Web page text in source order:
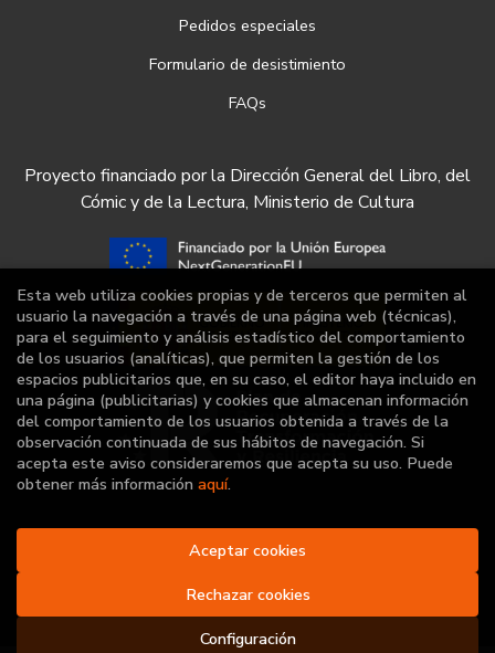
Pedidos especiales
Formulario de desistimiento
FAQs
Proyecto financiado por la Dirección General del Libro, del
Cómic y de la Lectura, Ministerio de Cultura
Librería Deportiva. Todos los Derechos
Esta web utiliza cookies propias y de terceros que permiten al
usuario la navegación a través de una página web (técnicas),
para el seguimiento y análisis estadístico del comportamiento
de los usuarios (analíticas), que permiten la gestión de los
espacios publicitarios que, en su caso, el editor haya incluido en
una página (publicitarias) y cookies que almacenan información
del comportamiento de los usuarios obtenida a través de la
observación continuada de sus hábitos de navegación. Si
acepta este aviso consideraremos que acepta su uso. Puede
obtener más información aquí.
Configuración
Rechazar cookies
Aceptar cookies